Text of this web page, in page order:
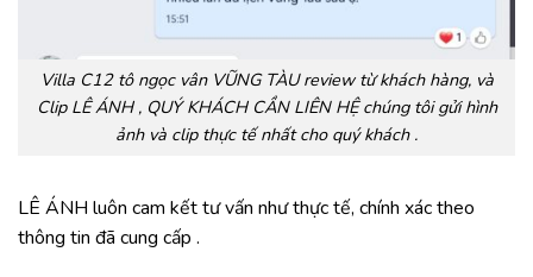
Villa C12 tô ngọc vân VŨNG TÀU review từ khách hàng, và
Clip LÊ ÁNH , QUÝ KHÁCH CẦN LIÊN HỆ chúng tôi gửi hình
ảnh và clip thực tế nhất cho quý khách .
LÊ ÁNH luôn cam kết tư vấn như thực tế, chính xác theo
thông tin đã cung cấp .